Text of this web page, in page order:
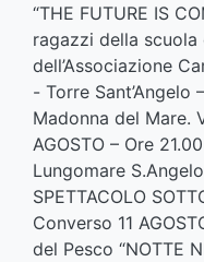
“THE FUTURE IS
ragazzi della
dell’Associazione
- Torre Sant’Angelo
Madonna del Mare.
AGOSTO – Ore
Lungomare
SPETTACOLO
Converso 11
del Pesco “NOTTE